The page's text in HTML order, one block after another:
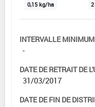
0,15 kg/ha 2
INTERVALLE
-
DATE DE RETRAIT DE
31/03/2017
DATE DE FIN DE